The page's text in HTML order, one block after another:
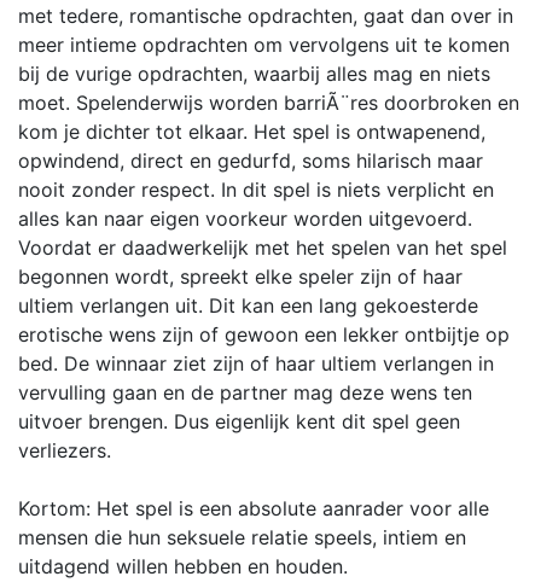
met tedere, romantische opdrachten, gaat dan over in
meer intieme opdrachten om vervolgens uit te komen
bij de vurige opdrachten, waarbij alles mag en niets
moet. Spelenderwijs worden barriÃ¨res doorbroken en
kom je dichter tot elkaar. Het spel is ontwapenend,
opwindend, direct en gedurfd, soms hilarisch maar
nooit zonder respect. In dit spel is niets verplicht en
alles kan naar eigen voorkeur worden uitgevoerd.
Voordat er daadwerkelijk met het spelen van het spel
begonnen wordt, spreekt elke speler zijn of haar
ultiem verlangen uit. Dit kan een lang gekoesterde
erotische wens zijn of gewoon een lekker ontbijtje op
bed. De winnaar ziet zijn of haar ultiem verlangen in
vervulling gaan en de partner mag deze wens ten
uitvoer brengen. Dus eigenlijk kent dit spel geen
verliezers.
Kortom: Het spel is een absolute aanrader voor alle
mensen die hun seksuele relatie speels, intiem en
uitdagend willen hebben en houden.